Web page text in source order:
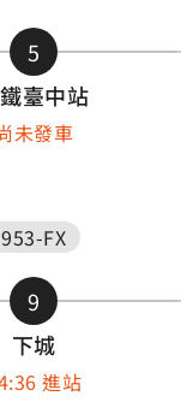
5
臺中站
未發車
953-FX
9
下城
進站